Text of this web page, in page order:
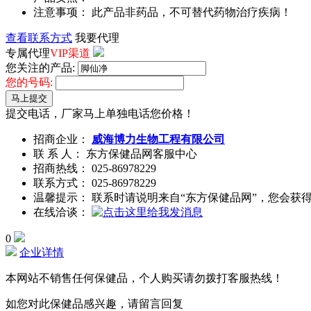
注意事项： 此产品非药品，不可替代药物治疗疾病！
查看联系方式 我要代理
专属代理VIP渠道
您关注的产品:
您的号码:
马上提交
提交电话，厂家马上单独电话您价格！
招商企业： 威海博力生物工程有限公司
联 系 人： 东方保健品网客服中心
招商热线： 025-86978229
联系方式： 025-86978229
温馨提示： 联系时请说明来自“东方保健品网”，您会获
在线洽谈：
0
企业详情
本网站不销售任何保健品，个人购买请勿拨打客服热线！
如您对此保健品感兴趣，请留言回复